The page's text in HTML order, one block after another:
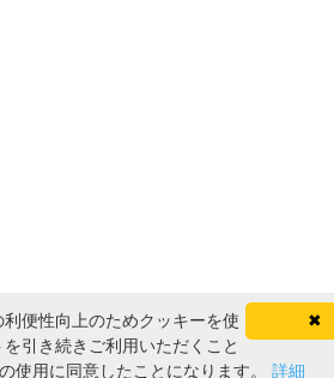
✖
便性向上のためクッキーを使
引き続きご利用いただくこと
使用に同意したことになります。 詳細